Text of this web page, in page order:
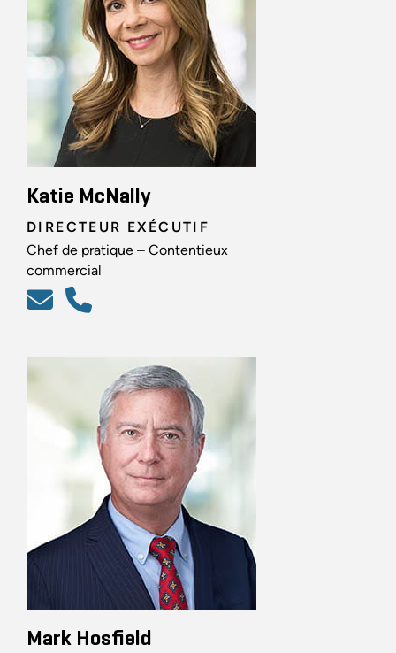
Katie McNally
DIRECTEUR EXÉCUTIF
Chef de pratique – Contentieux
commercial
Mark Hosfield